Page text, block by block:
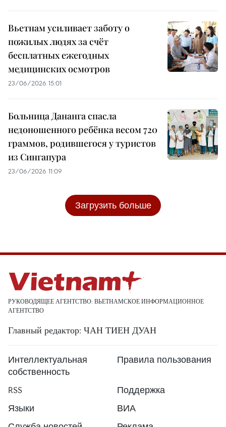
Вьетнам усиливает заботу о
пожилых людях за счёт
бесплатных ежегодных
медицинских осмотров
23/06/2026 15:01
Больница Дананга спасла
недоношенного ребёнка весом 720
граммов, родившегося у туристов
из Сингапура
23/06/2026 11:09
Загрузить больше
РУКОВОДЯЩЕЕ АГЕНТСТВО: ВЬЕТНАМСКОЕ ИНФОРМАЦИОННОЕ
АГЕНТСТВО
Главный редактор: ЧАН ТИЕН ДУАН
Интеллектуальная
собственность
Правила пользования
RSS
Поддержка
Языки
ВИА